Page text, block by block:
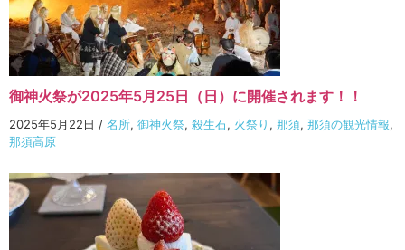
御神火祭が2025年5月25日（日）に開催されます！！
2025年5月22日 / 名所, 御神火祭, 殺生石, 火祭り , 那須, 那須の観光情報,
那須高原